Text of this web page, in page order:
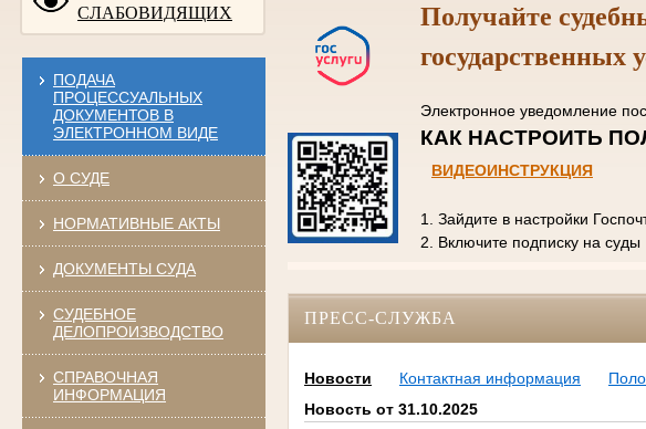
СЛАБОВИДЯЩИХ
ПОДАЧА
ПРОЦЕССУАЛЬНЫХ
ДОКУМЕНТОВ В
ЭЛЕКТРОННОМ ВИДЕ
О СУДЕ
НОРМАТИВНЫЕ АКТЫ
ДОКУМЕНТЫ СУДА
СУДЕБНОЕ
ДЕЛОПРОИЗВОДСТВО
СПРАВОЧНАЯ
ИНФОРМАЦИЯ
Получайте
государственных
Электронное
КАК
ВИДЕОИНСТРУКЦИЯ
1. Зайдите в настройки
2. Включите подписку на суды
ПРЕСС-СЛУЖБА
Новости Контактная информация
Новость от 31.10.2025